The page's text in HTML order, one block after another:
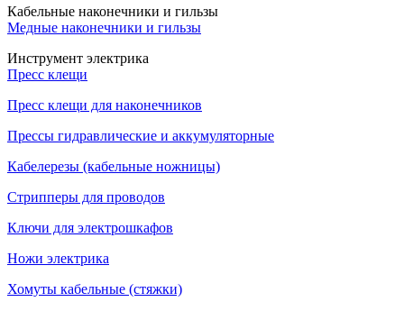
Кабельные наконечники и гильзы
Медные наконечники и гильзы
Инструмент электрика
Пресс клещи
Пресс клещи для наконечников
Прессы гидравлические и аккумуляторные
Кабелерезы (кабельные ножницы)
Стрипперы для проводов
Ключи для электрошкафов
Ножи электрика
Хомуты кабельные (стяжки)